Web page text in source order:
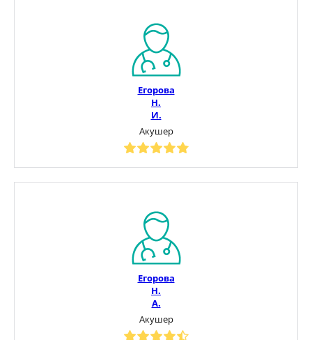
Егорова
Н.
И.
Акушер
Егорова
Н.
А.
Акушер